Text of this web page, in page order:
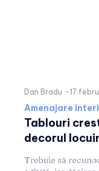
Dan Bradu - 17
Amenajare
Tablouri
decorul
Trebuie să